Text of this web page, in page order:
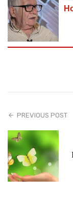
PREVIOUS POST